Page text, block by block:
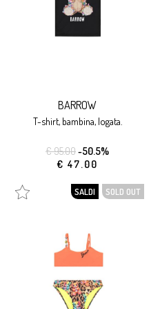
BARROW
t-shirt, bambina, logata.
€ 95.00-50.5%
€ 47.00
SALDI SOLD OUT